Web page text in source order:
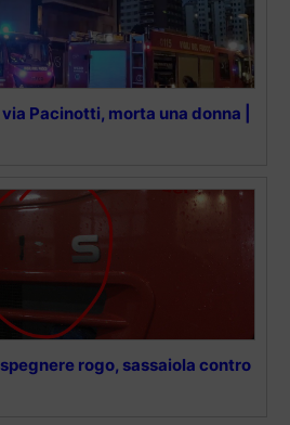
Pacinotti, morta una donna |
rogo, sassaiola contro